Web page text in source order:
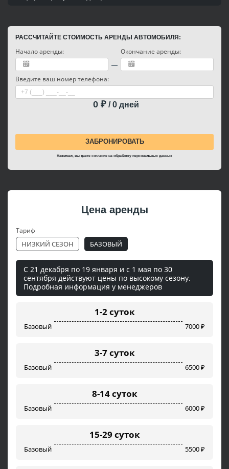
РАССЧИТАЙТЕ СТОИМОСТЬ АРЕНДЫ АВТОМОБИЛЯ:
Начало аренды: Окончание аренды:
Введите ваш номер телефона:
0₽ /0дней
Нажимая, вы даете согласие на обработку персональных данных
Цена аренды
Тариф
НИЗКИЙ СЕЗОН БАЗОВЫЙ
С 21 декабря по 19 января и с 1 мая по 30
сентября действуют цены по высокому сезону.
Подробная информация у менеджеров
1-2 суток
Базовый 7000 ₽
3-7 суток
Базовый 6500 ₽
8-14 суток
Базовый 6000 ₽
15-29 суток
Базовый 5500 ₽